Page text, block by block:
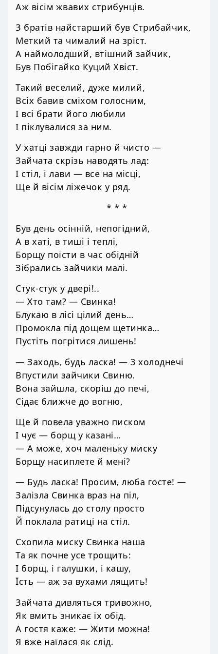
Аж вісім жвавих стрибунців.
З братів найстарший був Стрибайчик,
Меткий та чималий на зріст.
А наймолодший, втішний зайчик,
Був Побігайко Куций Хвіст.
Такий веселий, дуже милий,
Всіх бавив сміхом голосним,
І всі брати його любили
І піклувалися за ним.
У хатці завжди гарно й чисто —
Зайчата скрізь наводять лад:
І стіл, і лави — все на місці,
Ще й вісім ліжечок у ряд.
* * *
Був день осінній, непогідний,
А в хаті, в тиші і теплі,
Борщу поїсти в час обідній
Зібрались зайчики малі.
Стук-стук у двері!..
— Хто там? — Свинка!
Блукаю в лісі цілий день…
Промокла під дощем щетинка…
Пустіть погрітися лишень!
— Заходь, будь ласка! — 3 холоднечі
Впустили зайчики Свиню.
Вона зайшла, скоріш до печі,
Сідає ближче до вогню,
Ще й повела уважно писком
І чує — борщ у казані…
— А може, хоч маленьку миску
Борщу насиплете й мені?
— Будь ласка! Просим, люба госте! —
Залізла Свинка враз на піл,
Підсунулась до столу просто
Й поклала ратиці на стіл.
Схопила миску Свинка наша
Та як почне усе трощить:
І борщ, і галушки, і кашу,
Їсть — аж за вухами лящить!
Зайчата дивляться тривожно,
Як вмить зникає їх обід.
А гостя каже: — Жити можна!
Я вже наїлася як слід.